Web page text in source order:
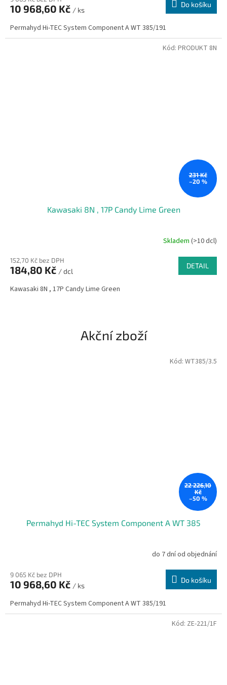
10 968,60 Kč / ks
Do košíku
Permahyd Hi-TEC System Component A WT 385/191
231 Kč
–20 %
Kawasaki 8N , 17P Candy Lime Green
Skladem (>10 dcl)
152,70 Kč bez DPH
184,80 Kč / dcl
DETAIL
Kawasaki 8N , 17P Candy Lime Green
Kód: PRODUKT 8N
Akční zboží
22 226,10
Kč
–50 %
Permahyd Hi-TEC System Component A WT 385
do 7 dní od objednání
9 065 Kč bez DPH
10 968,60 Kč / ks
Do košíku
Permahyd Hi-TEC System Component A WT 385/191
Kód: WT385/3.5
Kód: ZE-221/1F